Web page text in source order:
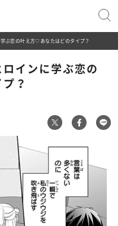
ぶ恋の叶え方♡あなたはどのタイプ？
ロインに学ぶ恋の
？